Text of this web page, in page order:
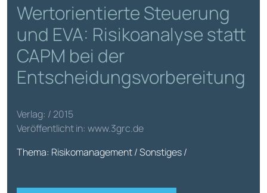
Wertorientierte Steuerung
und EVA: Risikoanalyse statt
CAPM bei der
Entscheidungsvorbereitung
Verlag: / 2015
Veröffentlicht in: www.3grc.de
Thema: Risikomanagement / Sonstiges /